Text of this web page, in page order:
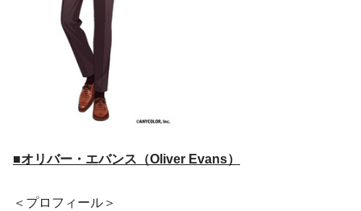
■オリバー・エバンス（Oliver Evans）
＜プロフィール＞